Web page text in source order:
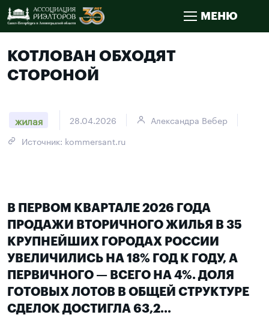
МЕНЮ
КОТЛОВАН ОБХОДЯТ
СТОРОНОЙ
жилая 28.04.2026
Александра Вебер
Источник: kommersant.ru
В ПЕРВОМ КВАРТАЛЕ 2026 ГОДА
ПРОДАЖИ ВТОРИЧНОГО ЖИЛЬЯ В 35
КРУПНЕЙШИХ ГОРОДАХ РОССИИ
УВЕЛИЧИЛИСЬ НА 18% ГОД К ГОДУ, А
ПЕРВИЧНОГО — ВСЕГО НА 4%. ДОЛЯ
ГОТОВЫХ ЛОТОВ В ОБЩЕЙ СТРУКТУРЕ
СДЕЛОК ДОСТИГЛА 63,2...